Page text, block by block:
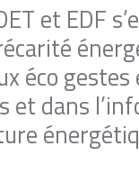
et EDF
éco
et dans